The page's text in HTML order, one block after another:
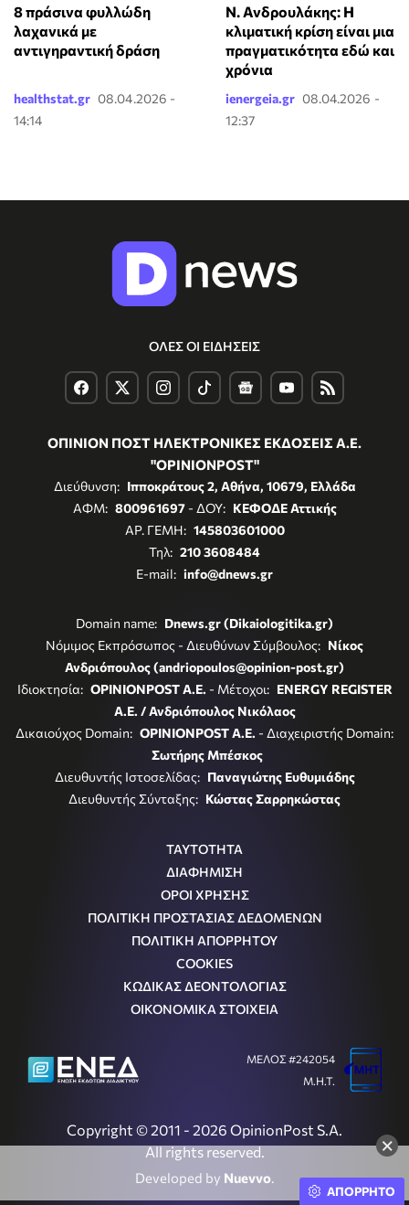
×
8 πράσινα φυλλώδη
λαχανικά με
αντιγηραντική δράση
healthstat.gr 08.04.2026 -
14:14
Ν. Ανδρουλάκης: Η
κλιματική κρίση είναι μια
πραγματικότητα εδώ και
χρόνια
ienergeia.gr 08.04.2026 -
12:37
ΟΛΕΣ ΟΙ ΕΙΔΗΣΕΙΣ
ΟΠΙΝΙΟΝ ΠΟΣΤ ΗΛΕΚΤΡΟΝΙΚΕΣ ΕΚΔΟΣΕΙΣ Α.Ε.
"OPINIONPOST"
Διεύθυνση: Ιπποκράτους 2, Αθήνα, 10679, Ελλάδα
ΑΦΜ: 800961697- ΔΟΥ: ΚΕΦΟΔΕ Αττικής
ΑΡ. ΓΕΜΗ: 145803601000
Τηλ: 210 3608484
E-mail: info@dnews.gr
Domain name: Dnews.gr (Dikaiologitika.gr)
Νόμιμος Εκπρόσωπος - Διευθύνων Σύμβουλος: Νίκος
Ανδριόπουλος (andriopoulos@opinion-post.gr)
Ιδιοκτησία: OPINIONPOST A.E. - Μέτοχοι: ENERGY REGISTER
Α.Ε. / Ανδριόπουλος Νικόλαος
Δικαιούχος Domain: OPINIONPOST A.E. - Διαχειριστής Domain:
Σωτήρης Μπέσκος
Διευθυντής Ιστοσελίδας: Παναγιώτης Ευθυμιάδης
Διευθυντής Σύνταξης: Κώστας Σαρρηκώστας
ΤΑΥΤΟΤΗΤΑ
ΔΙΑΦΗΜΙΣΗ
ΟΡΟΙ ΧΡΗΣΗΣ
ΠΟΛΙΤΙΚΗ ΠΡΟΣΤΑΣΙΑΣ ΔΕΔΟΜΕΝΩΝ
ΠΟΛΙΤΙΚΗ ΑΠΟΡΡΗΤΟΥ
COOKIES
ΚΩΔΙΚΑΣ ΔΕΟΝΤΟΛΟΓΙΑΣ
ΟΙΚΟΝΟΜΙΚΑ ΣΤΟΙΧΕΙΑ
Copyright © 2011 - 2026 OpinionPost S.A.
All rights reserved.
Developed by Nuevvo.
ΜΕΛΟΣ #242054
Μ.Η.Τ.
ΑΠΟΡΡΗΤΟ